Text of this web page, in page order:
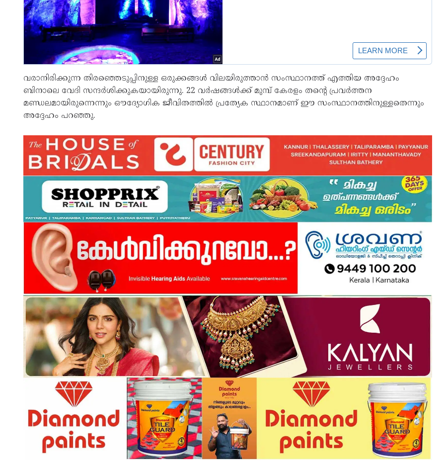
വരാനിരിക്കുന്ന തിരഞ്ഞെടുപ്പിനുള്ള ഒരുക്കങ്ങൾ വിലയിരുത്താൻ സംസ്ഥാനത്ത് എത്തിയ അദ്ദേഹം
ബിനാലെ വേദി സന്ദർശിക്കുകയായിരുന്നു. 22 വർഷങ്ങൾക്ക് മുമ്പ് കേരളം തന്റെ പ്രവർത്തന
മണ്ഡലമായിരുന്നെന്നും ഔദ്യോഗിക ജീവിതത്തിൽ പ്രത്യേക സ്ഥാനമാണ് ഈ സംസ്ഥാനത്തിനുള്ളതെന്നും
അദ്ദേഹം പറഞ്ഞു.